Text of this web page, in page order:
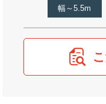
幅～5.5m